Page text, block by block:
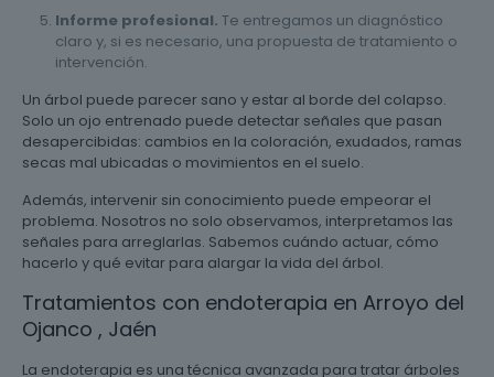
Informe profesional. Te entregamos un diagnóstico
claro y, si es necesario, una propuesta de tratamiento o
intervención.
Un árbol puede parecer sano y estar al borde del colapso.
Solo un ojo entrenado puede detectar señales que pasan
desapercibidas: cambios en la coloración, exudados, ramas
secas mal ubicadas o movimientos en el suelo.
Además, intervenir sin conocimiento puede empeorar el
problema. Nosotros no solo observamos, interpretamos las
señales para arreglarlas. Sabemos cuándo actuar, cómo
hacerlo y qué evitar para alargar la vida del árbol.
Tratamientos con endoterapia en Arroyo del
Ojanco , Jaén
La endoterapia es una técnica avanzada para tratar árboles